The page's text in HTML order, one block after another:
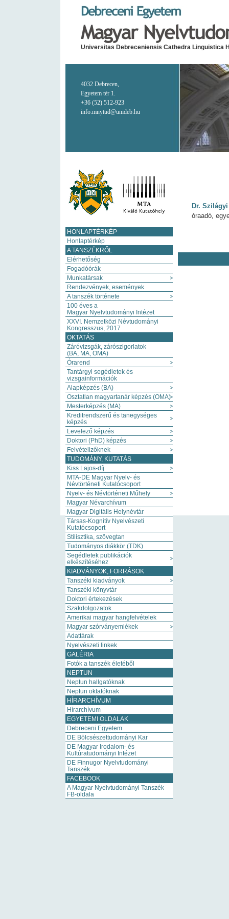
Universitas Debreceniensis Cathedra Linguistica
4032 Debrecen,
Egyetem tér 1.
+36 (52) 512-923
info.mnytud@unideb.hu
Dr.
óraadó,
HONLAPTÉRKÉP
Honlaptérkép
A TANSZÉKRŐL
Elérhetőség
Fogadóórák
Munkatársak
Rendezvények, események
A tanszék története
100 éves a
Magyar Nyelvtudományi Intézet
XXVI. Nemzetközi Névtudományi
Kongresszus, 2017
OKTATÁS
Záróvizsgák, zárószigorlatok
(BA, MA, OMA)
Órarend
Tantárgyi segédletek és
vizsgainformációk
Alapképzés (BA)
Osztatlan magyartanár képzés (OMA)
Mesterképzés (MA)
Kreditrendszerű és tanegységes
képzés
Levelező képzés
Doktori (PhD) képzés
Felvételizőknek
TUDOMÁNY, KUTATÁS
Kiss Lajos-díj
MTA-DE Magyar Nyelv- és
Névtörténeti Kutatócsoport
Nyelv- és Névtörténeti Műhely
Magyar Névarchívum
Magyar Digitális Helynévtár
Társas-Kognitív Nyelvészeti
Kutatócsoport
Stilisztika, szövegtan
Tudományos diákkör (TDK)
Segédletek publikációk
elkészítéséhez
KIADVÁNYOK, FORRÁSOK
Tanszéki kiadványok
Tanszéki könyvtár
Doktori értekezések
Szakdolgozatok
Amerikai magyar hangfelvételek
Magyar szórványemlékek
Adattárak
Nyelvészeti linkek
GALÉRIA
Fotók a tanszék életéből
NEPTUN
Neptun hallgatóknak
Neptun oktatóknak
HÍRARCHÍVUM
Hírarchívum
EGYETEMI OLDALAK
Debreceni Egyetem
DE Bölcsészettudományi Kar
DE Magyar Irodalom- és
Kultúratudományi Intézet
DE Finnugor Nyelvtudományi
Tanszék
FACEBOOK
A Magyar Nyelvtudományi Tanszék
FB-oldala